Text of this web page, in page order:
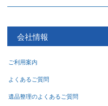
会社情報
ご利用案内
よくあるご質問
遺品整理のよくあるご質問